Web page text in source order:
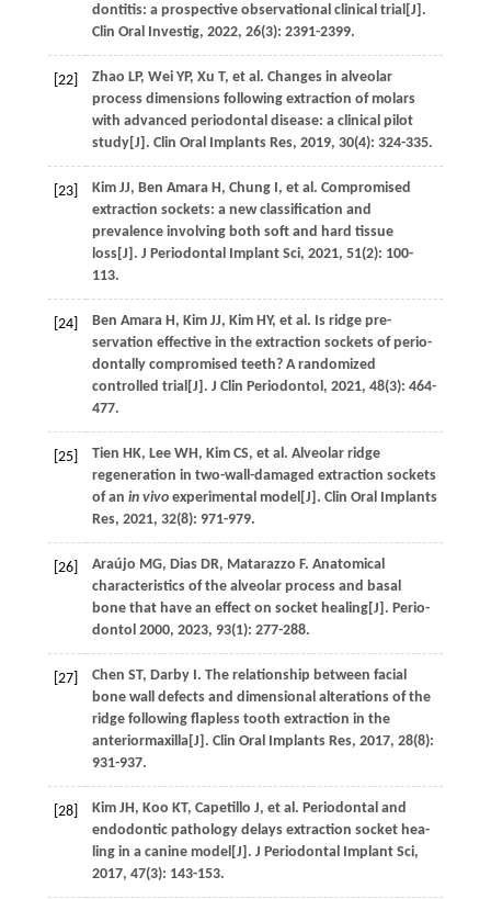
dontitis: a prospective observational clinical trial[J].
Clin Oral Investig, 2022, 26(3): 2391-2399.
[22] Zhao LP, Wei YP, Xu T, et al. Changes in alveolar
process dimensions following extraction of molars
with advanced periodontal disease: a clinical pilot
study[J]. Clin Oral Implants Res, 2019, 30(4): 324-335.
[23] Kim JJ, Ben Amara H, Chung I, et al. Compromised
extraction sockets: a new classification and
prevalence involving both soft and hard tissue
loss[J]. J Periodontal Implant Sci, 2021, 51(2): 100-
113.
[24] Ben Amara H, Kim JJ, Kim HY, et al. Is ridge pre-
servation effective in the extraction sockets of perio-
dontally compromised teeth? A randomized
controlled trial[J]. J Clin Periodontol, 2021, 48(3): 464-
477.
[25] Tien HK, Lee WH, Kim CS, et al. Alveolar ridge
regeneration in two-wall-damaged extraction sockets
of an in vivoexperimental model[J]. Clin Oral Implants
Res, 2021, 32(8): 971-979.
[26] Araújo MG, Dias DR, Matarazzo F. Anatomical
characteristics of the alveolar process and basal
bone that have an effect on socket healing[J]. Perio-
dontol 2000, 2023, 93(1): 277-288.
[27] Chen ST, Darby I. The relationship between facial
bone wall defects and dimensional alterations of the
ridge following flapless tooth extraction in the
anteriormaxilla[J]. Clin Oral Implants Res, 2017, 28(8):
931-937.
[28] Kim JH, Koo KT, Capetillo J, et al. Periodontal and
endodontic pathology delays extraction socket hea-
ling in a canine model[J]. J Periodontal Implant Sci,
2017, 47(3): 143-153.